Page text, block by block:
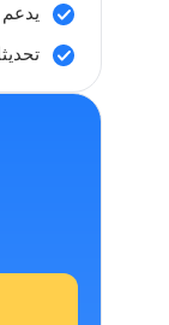
يدعم 3 هواتف و2 PC